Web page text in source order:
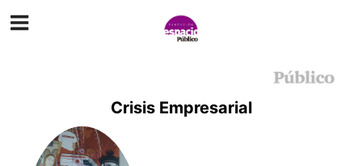
Crisis Empresarial